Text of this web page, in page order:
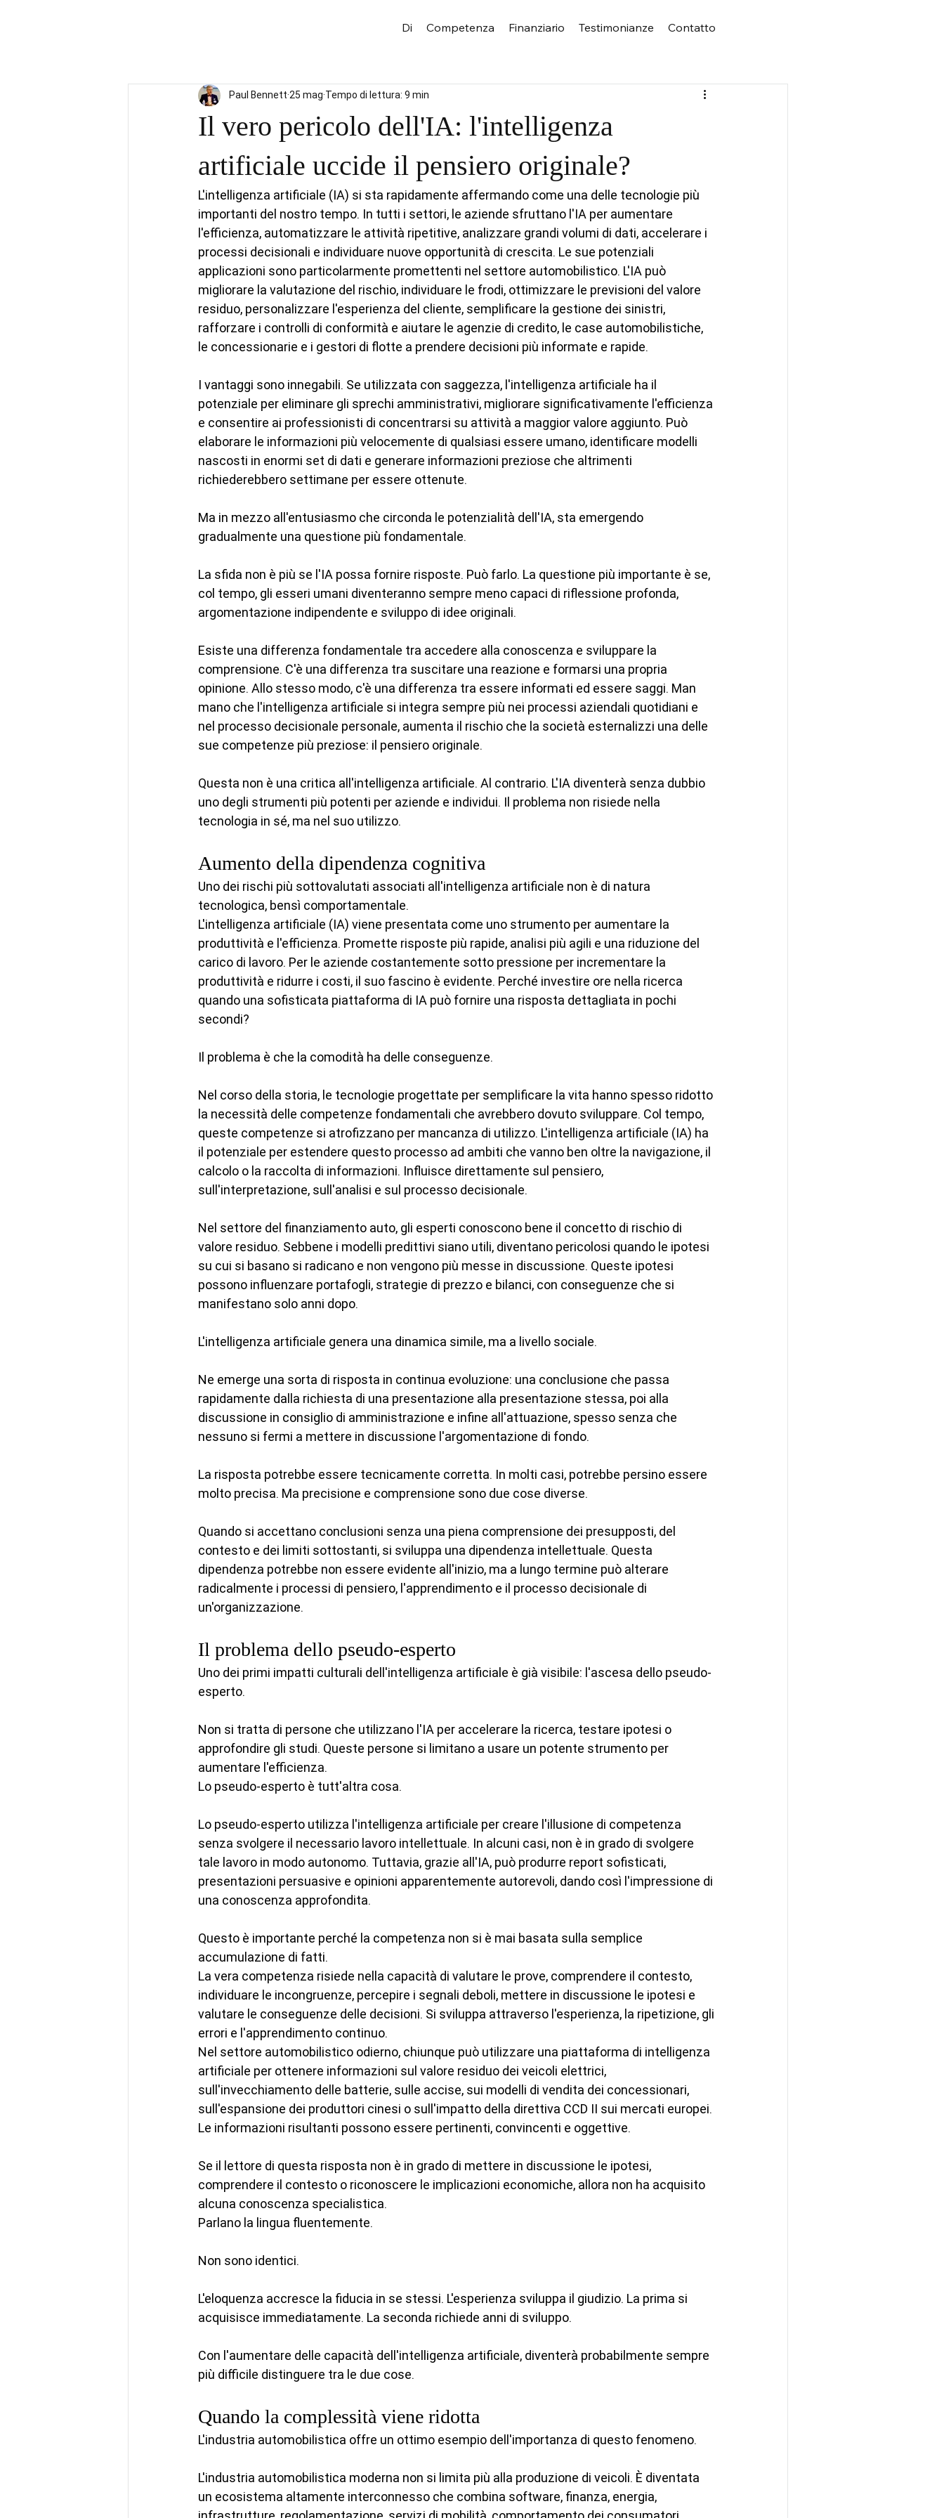
Di Competenza Finanziario Testimonianze Contatto
Il vero pericolo dell'IA: l'intelligenza
artificiale uccide il pensiero originale?
Paul Bennett 25 mag Tempo di lettura: 9 min
L'intelligenza artificiale (IA) si sta rapidamente affermando come una delle tecnologie più
importanti del nostro tempo. In tutti i settori, le aziende sfruttano l'IA per aumentare
l'efficienza, automatizzare le attività ripetitive, analizzare grandi volumi di dati, accelerare i
processi decisionali e individuare nuove opportunità di crescita. Le sue potenziali
applicazioni sono particolarmente promettenti nel settore automobilistico. L'IA può
migliorare la valutazione del rischio, individuare le frodi, ottimizzare le previsioni del valore
residuo, personalizzare l'esperienza del cliente, semplificare la gestione dei sinistri,
rafforzare i controlli di conformità e aiutare le agenzie di credito, le case automobilistiche,
le concessionarie e i gestori di flotte a prendere decisioni più informate e rapide.
I vantaggi sono innegabili. Se utilizzata con saggezza, l'intelligenza artificiale ha il
potenziale per eliminare gli sprechi amministrativi, migliorare significativamente l'efficienza
e consentire ai professionisti di concentrarsi su attività a maggior valore aggiunto. Può
elaborare le informazioni più velocemente di qualsiasi essere umano, identificare modelli
nascosti in enormi set di dati e generare informazioni preziose che altrimenti
richiederebbero settimane per essere ottenute.
Ma in mezzo all'entusiasmo che circonda le potenzialità dell'IA, sta emergendo
gradualmente una questione più fondamentale.
La sfida non è più se l'IA possa fornire risposte. Può farlo. La questione più importante è se,
col tempo, gli esseri umani diventeranno sempre meno capaci di riflessione profonda,
argomentazione indipendente e sviluppo di idee originali.
Esiste una differenza fondamentale tra accedere alla conoscenza e sviluppare la
comprensione. C'è una differenza tra suscitare una reazione e formarsi una propria
opinione. Allo stesso modo, c'è una differenza tra essere informati ed essere saggi. Man
mano che l'intelligenza artificiale si integra sempre più nei processi aziendali quotidiani e
nel processo decisionale personale, aumenta il rischio che la società esternalizzi una delle
sue competenze più preziose: il pensiero originale.
Questa non è una critica all'intelligenza artificiale. Al contrario. L'IA diventerà senza dubbio
uno degli strumenti più potenti per aziende e individui. Il problema non risiede nella
tecnologia in sé, ma nel suo utilizzo.
Aumento della dipendenza cognitiva
Uno dei rischi più sottovalutati associati all'intelligenza artificiale non è di natura
tecnologica, bensì comportamentale.
L'intelligenza artificiale (IA) viene presentata come uno strumento per aumentare la
produttività e l'efficienza. Promette risposte più rapide, analisi più agili e una riduzione del
carico di lavoro. Per le aziende costantemente sotto pressione per incrementare la
produttività e ridurre i costi, il suo fascino è evidente. Perché investire ore nella ricerca
quando una sofisticata piattaforma di IA può fornire una risposta dettagliata in pochi
secondi?
Il problema è che la comodità ha delle conseguenze.
Nel corso della storia, le tecnologie progettate per semplificare la vita hanno spesso ridotto
la necessità delle competenze fondamentali che avrebbero dovuto sviluppare. Col tempo,
queste competenze si atrofizzano per mancanza di utilizzo. L'intelligenza artificiale (IA) ha
il potenziale per estendere questo processo ad ambiti che vanno ben oltre la navigazione, il
calcolo o la raccolta di informazioni. Influisce direttamente sul pensiero,
sull'interpretazione, sull'analisi e sul processo decisionale.
Nel settore del finanziamento auto, gli esperti conoscono bene il concetto di rischio di
valore residuo. Sebbene i modelli predittivi siano utili, diventano pericolosi quando le ipotesi
su cui si basano si radicano e non vengono più messe in discussione. Queste ipotesi
possono influenzare portafogli, strategie di prezzo e bilanci, con conseguenze che si
manifestano solo anni dopo.
L'intelligenza artificiale genera una dinamica simile, ma a livello sociale.
Ne emerge una sorta di risposta in continua evoluzione: una conclusione che passa
rapidamente dalla richiesta di una presentazione alla presentazione stessa, poi alla
discussione in consiglio di amministrazione e infine all'attuazione, spesso senza che
nessuno si fermi a mettere in discussione l'argomentazione di fondo.
La risposta potrebbe essere tecnicamente corretta. In molti casi, potrebbe persino essere
molto precisa. Ma precisione e comprensione sono due cose diverse.
Quando si accettano conclusioni senza una piena comprensione dei presupposti, del
contesto e dei limiti sottostanti, si sviluppa una dipendenza intellettuale. Questa
dipendenza potrebbe non essere evidente all'inizio, ma a lungo termine può alterare
radicalmente i processi di pensiero, l'apprendimento e il processo decisionale di
un'organizzazione.
Il problema dello pseudo-esperto
Uno dei primi impatti culturali dell'intelligenza artificiale è già visibile: l'ascesa dello pseudo-
esperto.
Non si tratta di persone che utilizzano l'IA per accelerare la ricerca, testare ipotesi o
approfondire gli studi. Queste persone si limitano a usare un potente strumento per
aumentare l'efficienza.
Lo pseudo-esperto è tutt'altra cosa.
Lo pseudo-esperto utilizza l'intelligenza artificiale per creare l'illusione di competenza
senza svolgere il necessario lavoro intellettuale. In alcuni casi, non è in grado di svolgere
tale lavoro in modo autonomo. Tuttavia, grazie all'IA, può produrre report sofisticati,
presentazioni persuasive e opinioni apparentemente autorevoli, dando così l'impressione di
una conoscenza approfondita.
Questo è importante perché la competenza non si è mai basata sulla semplice
accumulazione di fatti.
La vera competenza risiede nella capacità di valutare le prove, comprendere il contesto,
individuare le incongruenze, percepire i segnali deboli, mettere in discussione le ipotesi e
valutare le conseguenze delle decisioni. Si sviluppa attraverso l'esperienza, la ripetizione, gli
errori e l'apprendimento continuo.
Nel settore automobilistico odierno, chiunque può utilizzare una piattaforma di intelligenza
artificiale per ottenere informazioni sul valore residuo dei veicoli elettrici,
sull'invecchiamento delle batterie, sulle accise, sui modelli di vendita dei concessionari,
sull'espansione dei produttori cinesi o sull'impatto della direttiva CCD II sui mercati europei.
Le informazioni risultanti possono essere pertinenti, convincenti e oggettive.
Se il lettore di questa risposta non è in grado di mettere in discussione le ipotesi,
comprendere il contesto o riconoscere le implicazioni economiche, allora non ha acquisito
alcuna conoscenza specialistica.
Parlano la lingua fluentemente.
Non sono identici.
L'eloquenza accresce la fiducia in se stessi. L'esperienza sviluppa il giudizio. La prima si
acquisisce immediatamente. La seconda richiede anni di sviluppo.
Con l'aumentare delle capacità dell'intelligenza artificiale, diventerà probabilmente sempre
più difficile distinguere tra le due cose.
Quando la complessità viene ridotta
L'industria automobilistica offre un ottimo esempio dell'importanza di questo fenomeno.
L'industria automobilistica moderna non si limita più alla produzione di veicoli. È diventata
un ecosistema altamente interconnesso che combina software, finanza, energia,